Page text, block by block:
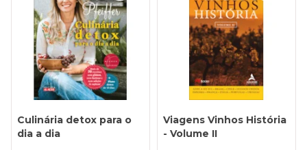
Culinária detox para o
dia a dia
Viagens Vinhos História
- Volume II